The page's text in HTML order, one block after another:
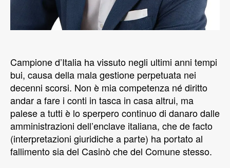
Campione d’Italia ha vissuto negli ultimi anni tempi
bui, causa della mala gestione perpetuata nei
decenni scorsi. Non è mia competenza né diritto
andar a fare i conti in tasca in casa altrui, ma
palese a tutti è lo sperpero continuo di danaro dalle
amministrazioni dell’enclave italiana, che de facto
(interpretazioni giuridiche a parte) ha portato al
fallimento sia del Casinò che del Comune stesso.